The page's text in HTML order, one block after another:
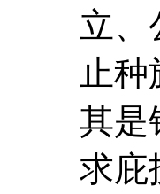
立、
止
其是
求庇